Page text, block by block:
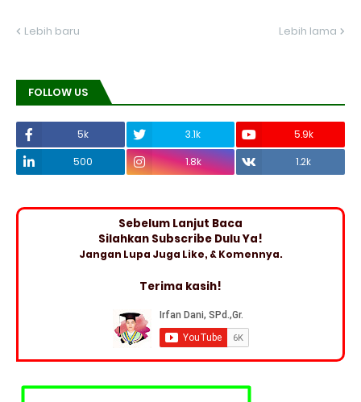
Lebih baru Lebih lama
FOLLOW US
5k 3.1k
5.9k
500
1.8k 1.2k
Sebelum Lanjut Baca
Silahkan Subscribe Dulu Ya!
Jangan Lupa Juga Like, & Komennya.
Terima kasih!